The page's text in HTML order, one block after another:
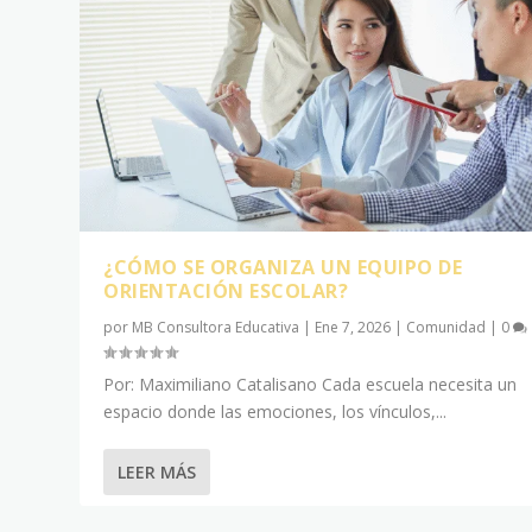
¿CÓMO SE ORGANIZA UN EQUIPO DE
ORIENTACIÓN ESCOLAR?
por MB Consultora Educativa | Ene 7, 2026 | Comunidad | 0
Por: Maximiliano Catalisano Cada escuela necesita un
espacio donde las emociones, los vínculos,...
LEER MÁS